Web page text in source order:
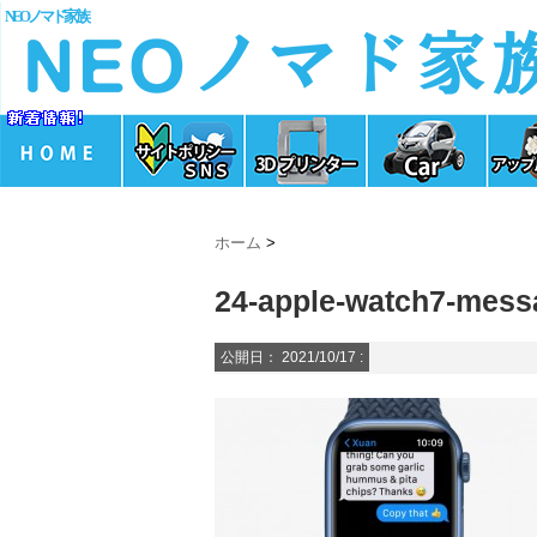
NEOノマド家族
ホーム >
24-apple-watch7-
公開日： 2021/10/17 :